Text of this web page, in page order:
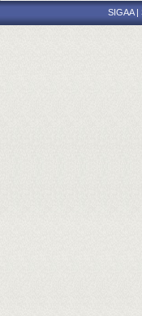
SIGAA |